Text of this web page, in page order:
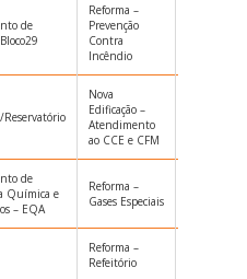
de
Reforma –
Prevenção
Contra
Incêndio
Reservatório
Nova
Edificação –
Atendimento
ao CCE e CFM
de
Química e
– EQA
Reforma –
Gases Especiais
Reforma –
Refeitório